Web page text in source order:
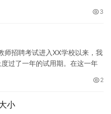
3
师招聘考试进入XX学校以来，我
过了一年的试用期。在这一年
2
小